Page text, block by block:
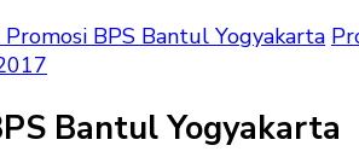
BPS Bantul Yogyakarta
Bantul Yogyakarta